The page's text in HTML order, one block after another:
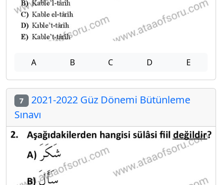
A B C D E
7 2021-2022 Güz Dönemi Bütünleme
Sınavı